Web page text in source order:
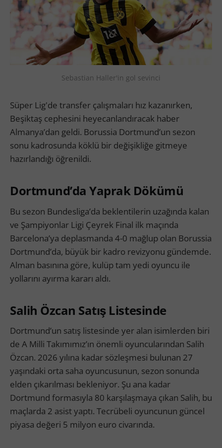
Sebastian Haller'in gol sevinci
Süper Lig'de transfer çalışmaları hız kazanırken,
Beşiktaş cephesini heyecanlandıracak haber
Almanya’dan geldi. Borussia Dortmund’un sezon
sonu kadrosunda köklü bir değişikliğe gitmeye
hazırlandığı öğrenildi.
Dortmund’da Yaprak Dökümü
Bu sezon Bundesliga’da beklentilerin uzağında kalan
ve Şampiyonlar Ligi Çeyrek Final ilk maçında
Barcelona’ya deplasmanda 4-0 mağlup olan Borussia
Dortmund’da, büyük bir kadro revizyonu gündemde.
Alman basınına göre, kulüp tam yedi oyuncu ile
yollarını ayırma kararı aldı.
Salih Özcan Satış Listesinde
Dortmund’un satış listesinde yer alan isimlerden biri
de A Milli Takımımız’ın önemli oyuncularından Salih
Özcan. 2026 yılına kadar sözleşmesi bulunan 27
yaşındaki orta saha oyuncusunun, sezon sonunda
elden çıkarılması bekleniyor. Şu ana kadar
Dortmund formasıyla 80 karşılaşmaya çıkan Salih, bu
maçlarda 2 asist yaptı. Tecrübeli oyuncunun güncel
piyasa değeri 5 milyon euro civarında.